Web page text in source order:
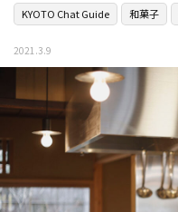
KYOTO Chat Guide 和菓子
2021.3.9